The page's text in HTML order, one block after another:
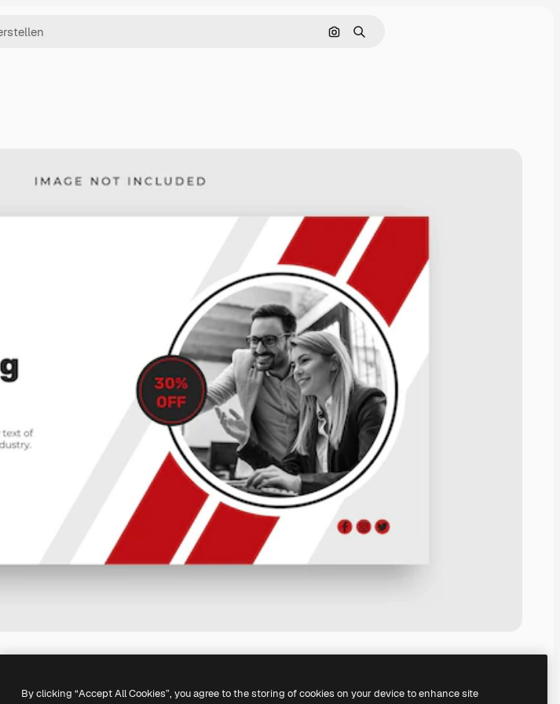
Nach Bild suchen
Suchen
By clicking “Accept All Cookies”, you agree to the storing of cookies on your device to enhance site